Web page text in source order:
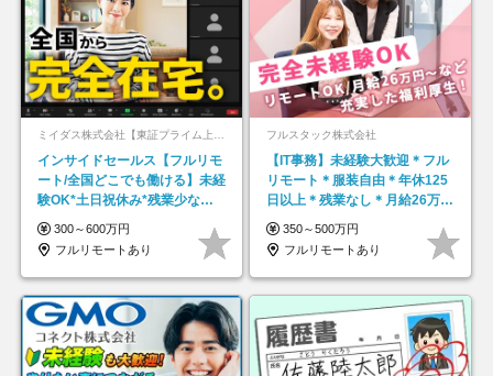
インサイドセールス【フルリモ
ート/全国どこでも働ける】未経
験OK*土日祝休み*残業少なめ*
在宅勤務手当あり
300～600万円
フルリモートあり
フルスタック株式会社
【IT事務】未経験大歓迎＊フル
リモート＊服装自由＊年休125
日以上＊残業なし＊月給26万円
以上
350～500万円
フルリモートあり